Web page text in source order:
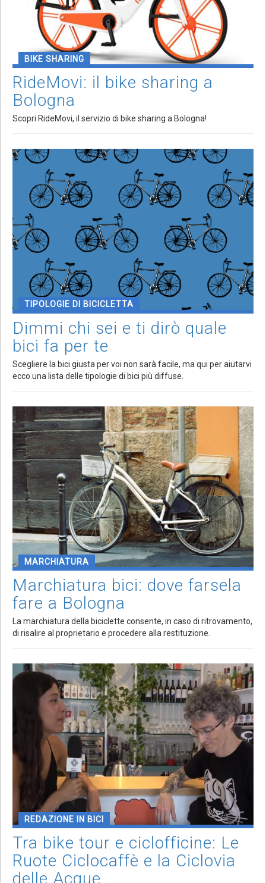
BIKE SHARING
RideMovi: il bike sharing a
Bologna
Scopri RideMovi, il servizio di bike sharing a Bologna!
TIPOLOGIE DI BICICLETTA
Dimmi chi sei e ti dirò quale
bici fa per te
Scegliere la bici giusta per voi non sarà facile, ma qui per aiutarvi
ecco una lista delle tipologie di bici più diffuse.
MARCHIATURA
Marchiatura bici: dove farsela
fare a Bologna
La marchiatura della biciclette consente, in caso di ritrovamento,
di risalire al proprietario e procedere alla restituzione.
REDAZIONE IN BICI
Tra bike tour e ciclofficine: Le
Ruote Ciclocaffè e la Ciclovia
delle Acque